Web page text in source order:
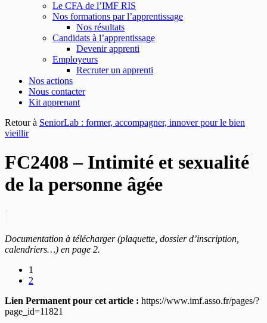
Le CFA de l’IMF RIS
Nos formations par l’apprentissage
Nos résultats
Candidats à l’apprentissage
Devenir apprenti
Employeurs
Recruter un apprenti
Nos actions
Nous contacter
Kit apprenant
Retour à SeniorLab : former, accompagner, innover pour le bien
vieillir
FC2408 – Intimité et sexualité
de la personne âgée
Documentation à télécharger (plaquette, dossier d’inscription,
calendriers…) en page 2.
1
2
Lien Permanent pour cet article : https://www.imf.asso.fr/pages/?
page_id=11821